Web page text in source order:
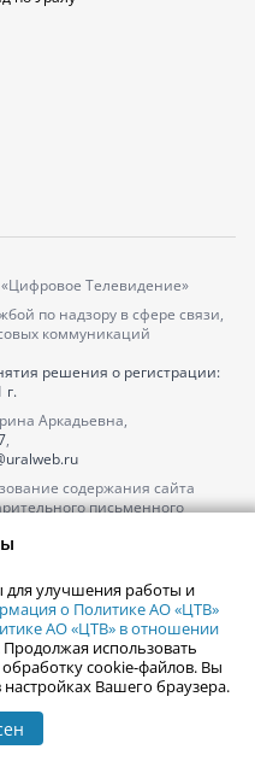
Телевидение»
по надзору в сфере связи,
коммуникаций
решения о регистрации:
г.
Аркадьевна,
,
содержания сайта
письменного
по тел.
в разделе «Афиша»
сайта
персональных данных
для улучшения работы и
о Политике АО «ЦТВ»
АО «ЦТВ» в отношении
Продолжая использовать
cookie-файлов. Вы
Вашего браузера.